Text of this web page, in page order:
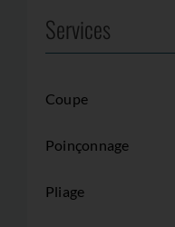
Services
Coupe
Poinçonnage
Pliage